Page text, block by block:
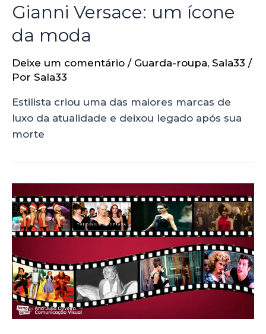
Gianni Versace: um ícone
da moda
Deixe um comentário / Guarda-roupa, Sala33 /
Por Sala33
Estilista criou uma das maiores marcas de
luxo da atualidade e deixou legado após sua
morte